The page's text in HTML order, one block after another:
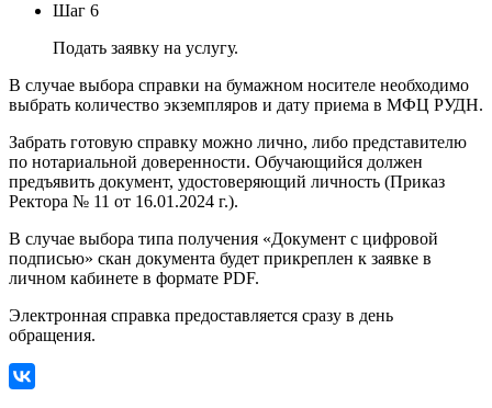
Шаг 6
Подать заявку на услугу.
В случае выбора справки на бумажном носителе необходимо
выбрать количество экземпляров и дату приема в МФЦ РУДН.
Забрать готовую справку можно лично, либо представителю
по нотариальной доверенности. Обучающийся должен
предъявить документ, удостоверяющий личность (Приказ
Ректора № 11 от 16.01.2024 г.).
В случае выбора типа получения «Документ с цифровой
подписью» скан документа будет прикреплен к заявке в
личном кабинете в формате PDF.
Электронная справка предоставляется сразу в день
обращения.